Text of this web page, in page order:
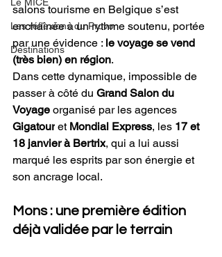
Les réflexions du Provo
Destinations
salons tourisme en Belgique s’est
enchaînée à un rythme soutenu, portée
par une évidence : le voyage se vend
(très bien) en région.
Dans cette dynamique, impossible de
passer à côté du Grand Salon du
Voyage organisé par les agences
Gigatour et Mondial Express, les 17 et
18 janvier à Bertrix, qui a lui aussi
marqué les esprits par son énergie et
son ancrage local.
Mons : une première édition
déjà validée par le terrain